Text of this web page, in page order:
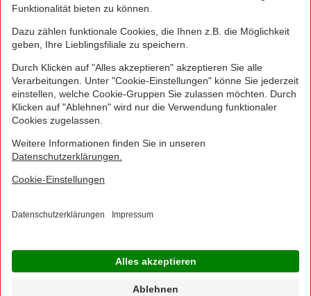
Greifen Sie schnell zu! Alle angegebenen Preise in
Irrtümer durch Schreib-, Programmier- und
Datenübertragungsfehler sind vorbehalten.
© 2016 - 2026 NORMA Lebensmittelfilialbetrieb
Stiftung & Co. KG
Sitemap Kontakt
Barrierefreiheitserklärung Compliance
Jetzt Ihre NORMA Filiale auswählen und noch
mehr Angebote entdecken!
Geben Sie über "Meine Filiale" Ihre PLZ ein und sehen Sie alle Angebote aus Ihrer
Region.